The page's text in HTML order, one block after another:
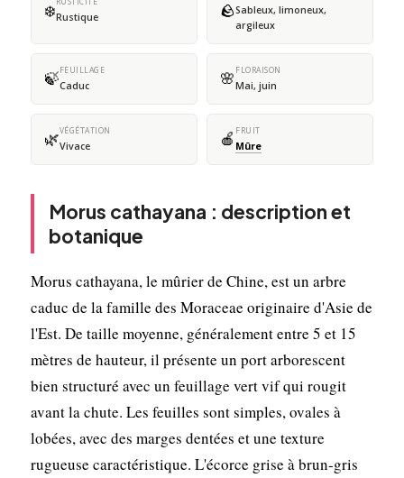
❄️RUSTICITÉ
Rustique 🪨Sableux, limoneux,
argileux
🍃FEUILLAGE
Caduc 🌸 FLORAISON
Mai, juin
🌿VÉGÉTATION
Vivace 🍎 FRUIT
Mûre
Morus cathayana : description et
botanique
Morus cathayana, le mûrier de Chine, est un arbre
caduc de la famille des Moraceae originaire d'Asie de
l'Est. De taille moyenne, généralement entre 5 et 15
mètres de hauteur, il présente un port arborescent
bien structuré avec un feuillage vert vif qui rougit
avant la chute. Les feuilles sont simples, ovales à
lobées, avec des marges dentées et une texture
rugueuse caractéristique. L'écorce grise à brun-gris